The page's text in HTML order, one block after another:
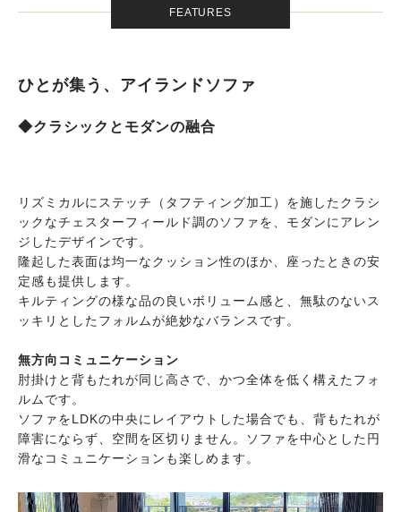
FEATURES
ひとが集う、アイランドソファ
◆クラシックとモダンの融合
リズミカルにステッチ（タフティング加工）を施したクラシ
ックなチェスターフィールド調のソファを、モダンにアレン
ジしたデザインです。
隆起した表面は均一なクッション性のほか、座ったときの安
定感も提供します。
キルティングの様な品の良いボリューム感と、無駄のないス
ッキリとしたフォルムが絶妙なバランスです。
無方向コミュニケーション
肘掛けと背もたれが同じ高さで、かつ全体を低く構えたフォ
ルムです。
ソファをLDKの中央にレイアウトした場合でも、背もたれが
障害にならず、空間を区切りません。ソファを中心とした円
滑なコミュニケーションも楽しめます。